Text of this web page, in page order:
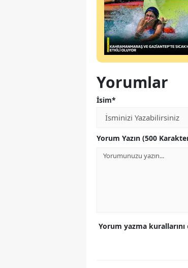
Yorumlar
İsim*
Yorum Yazın (500
Yorum yazma kurallarını